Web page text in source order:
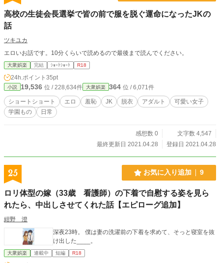
高校の生徒会長選挙で皆の前で服を脱ぐ運命になったJKの
話
ツキユカ
エロいお話です。10分くらいで読めるので最後まで読んでください。
大衆娯楽 完結 ｼｮｰﾄｼｮｰﾄ R18
24h.ポイント 35pt
小説 19,536 位 / 228,634件 大衆娯楽 364 位 / 6,071件
ショートショート エロ 羞恥 JK 脱衣 アダルト
可愛い女子
学園もの
日常
感想数 0
文字数 4,547
最終更新日 2021.04.28
登録日 2021.04.28
25 お気に入り追加 9
ロリ体型の嫁（33歳 看護師）の下着で自慰する姿を見ら
れたら、中出しさせてくれた話【エピローグ追加】
紺野 澄
深夜23時。 僕は妻の洗濯前の下着を求めて、そっと寝室を抜
け出した____。
大衆娯楽 連載中 短編 R18